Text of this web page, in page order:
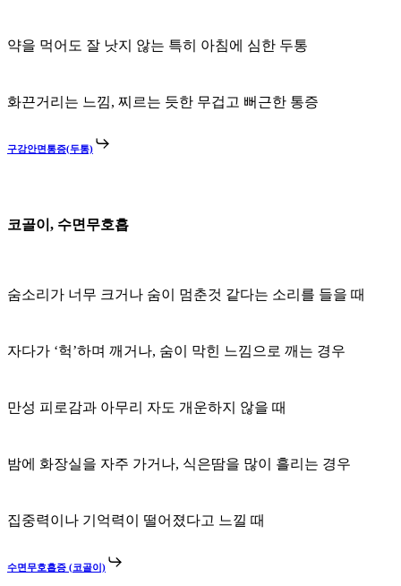
약을 먹어도 잘 낫지 않는 특히 아침에 심한 두통
화끈거리는 느낌, 찌르는 듯한 무겁고 뻐근한 통증
구강안면통증(두통)
코골이, 수면무호흡
숨소리가 너무 크거나 숨이 멈춘것 같다는 소리를 들을 때
자다가 ‘헉’하며 깨거나, 숨이 막힌 느낌으로 깨는 경우
만성 피로감과 아무리 자도 개운하지 않을 때
밤에 화장실을 자주 가거나, 식은땀을 많이 흘리는 경우
집중력이나 기억력이 떨어졌다고 느낄 때
수면무호흡증 (코골이)